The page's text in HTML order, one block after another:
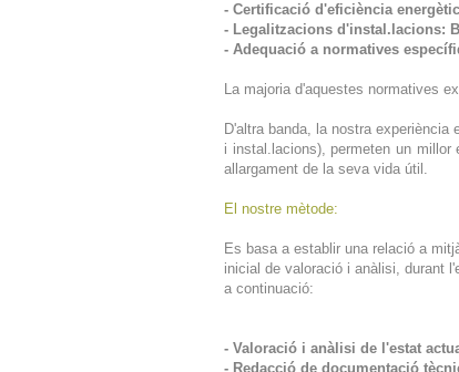
- Certificació d'eficiència
- Legalitzacions d'instal.lacions:
- Adequació a normatives
La majoria d'aquestes normatives
D'altra banda, la nostra
i instal.lacions), permeten un
allargament de la seva vida útil.
El nostre mètode:
Es basa a establir una relació a
inicial de valoració i anàlisi, durant
a continuació:
- Valoració i anàlisi de l'estat
- Redacció de documentació